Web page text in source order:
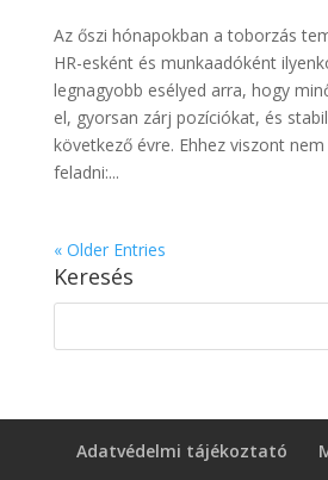
Az őszi hónapokban a toborzás
HR-esként és munkaadóként
legnagyobb esélyed arra, hogy
el, gyorsan zárj pozíciókat, és
következő évre. Ehhez viszont
feladni:...
« Older Entries
Keresés
Adatvédelmi tájékoztató